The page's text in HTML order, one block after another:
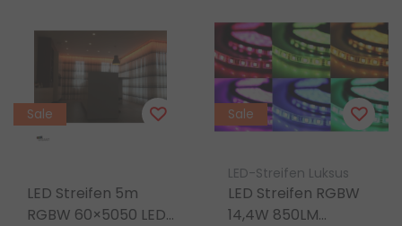
Sale
LED Streifen 5m
RGBW 60×5050 LED
Sale
LED-Streifen Luksus
LED Streifen RGBW
14,4W 850LM